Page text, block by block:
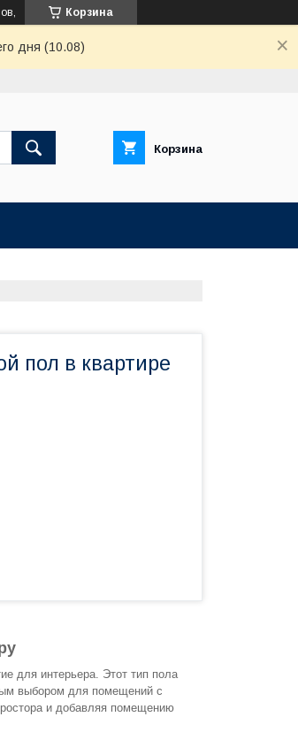
Корзина
дня (10.08)
Корзина
пол в квартире
для интерьера. Этот тип пола
выбором для помещений с
и добавляя помещению